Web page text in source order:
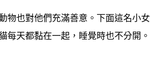
物也對他們充滿善意。下面這名小女
每天都黏在一起，睡覺時也不分開。